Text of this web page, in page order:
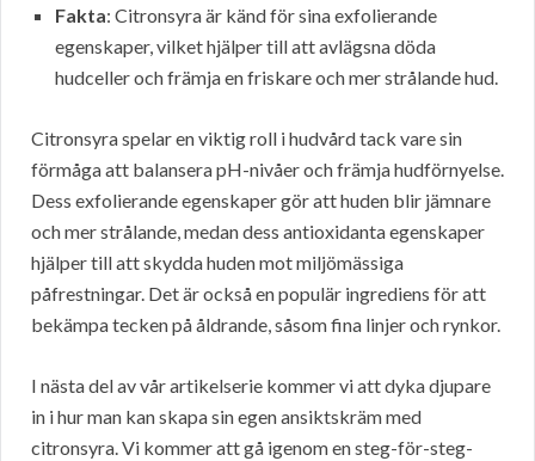
Fakta: Citronsyra är känd för sina exfolierande
egenskaper, vilket hjälper till att avlägsna döda
hudceller och främja en friskare och mer strålande hud.
Citronsyra spelar en viktig roll i hudvård tack vare sin
förmåga att balansera pH-nivåer och främja hudförnyelse.
Dess exfolierande egenskaper gör att huden blir jämnare
och mer strålande, medan dess antioxidanta egenskaper
hjälper till att skydda huden mot miljömässiga
påfrestningar. Det är också en populär ingrediens för att
bekämpa tecken på åldrande, såsom fina linjer och rynkor.
I nästa del av vår artikelserie kommer vi att dyka djupare
in i hur man kan skapa sin egen ansiktskräm med
citronsyra. Vi kommer att gå igenom en steg-för-steg-